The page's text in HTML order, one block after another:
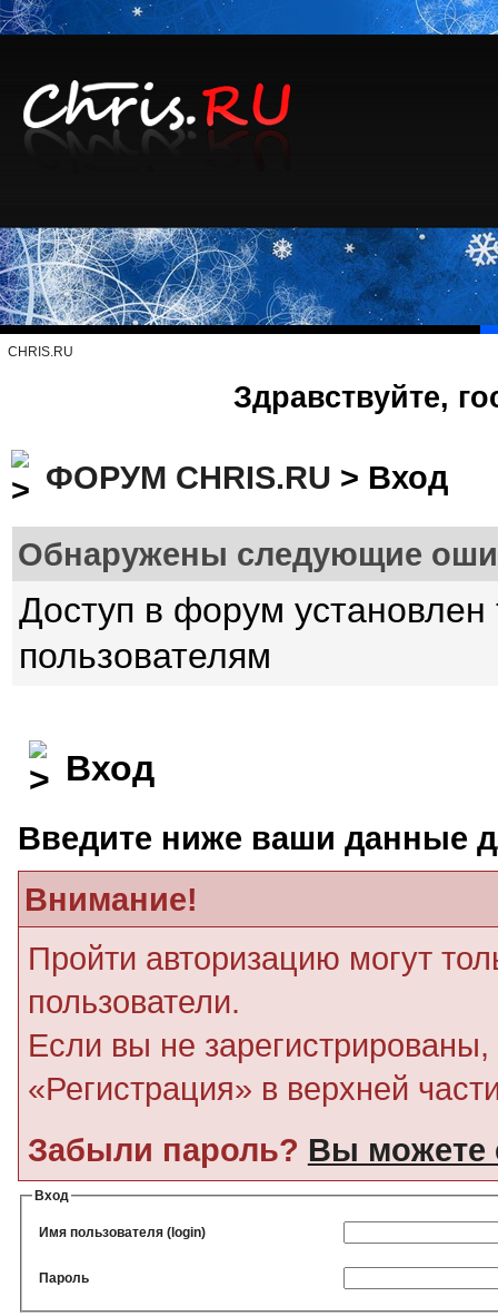
CHRIS.RU
Здравствуйте,
ФОРУМ CHRIS.RU > Вход
Обнаружены следующие
Доступ в форум
пользователям
Вход
Введите ниже ваши данные
Внимание!
Пройти авторизацию могут
пользователи.
Если вы не
«Регистрация» в верхней
Забыли пароль? Вы можете
Вход
Имя пользователя (login)
Пароль